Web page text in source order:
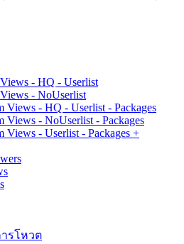
- HQ - Userlist
- NoUserlist
Views - HQ - Userlist - Packages
Views - NoUserlist - Packages
- Userlist - Packages +
ารโหวต